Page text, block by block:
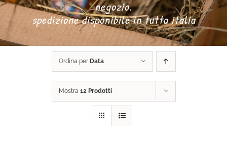
DONA ORA
negozio.
spedizione disponibile in tutta italia
Ordina per Data
Mostra 12 Prodotti